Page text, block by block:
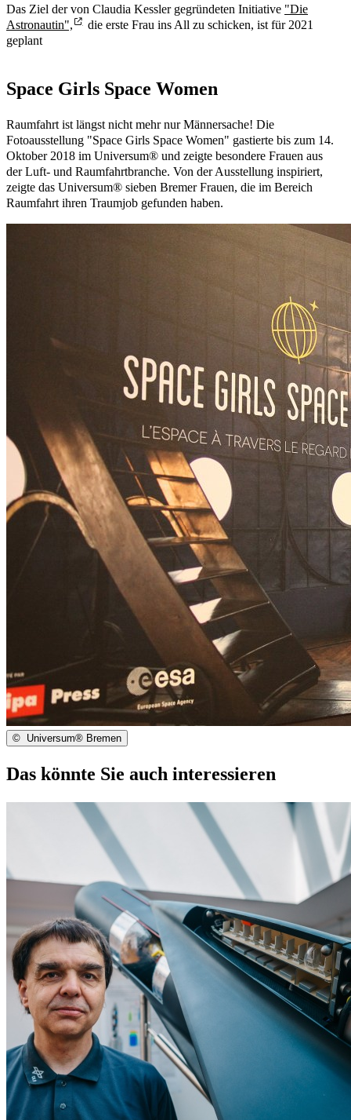
Das Ziel der von Claudia Kessler gegründeten Initiative "Die
Astronautin",
die erste Frau ins All zu schicken, ist für 2021
geplant
Space Girls Space Women
Raumfahrt ist längst nicht mehr nur Männersache! Die
Fotoausstellung "Space Girls Space Women" gastierte bis zum 14.
Oktober 2018 im Universum® und zeigte besondere Frauen aus
der Luft- und Raumfahrtbranche. Von der Ausstellung inspiriert,
zeigte das Universum® sieben Bremer Frauen, die im Bereich
Raumfahrt ihren Traumjob gefunden haben.
© Universum® Bremen
Das könnte Sie auch interessieren